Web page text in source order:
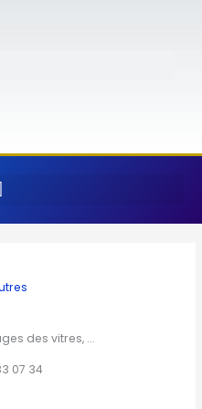
des vitres, ...
07 34